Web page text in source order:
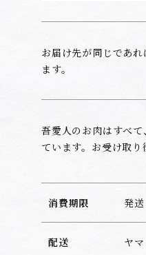
お届け先が同じであ
ます。
吾愛人のお肉はすべ
ています。お受け取り
消費期限 発
配送 ヤ